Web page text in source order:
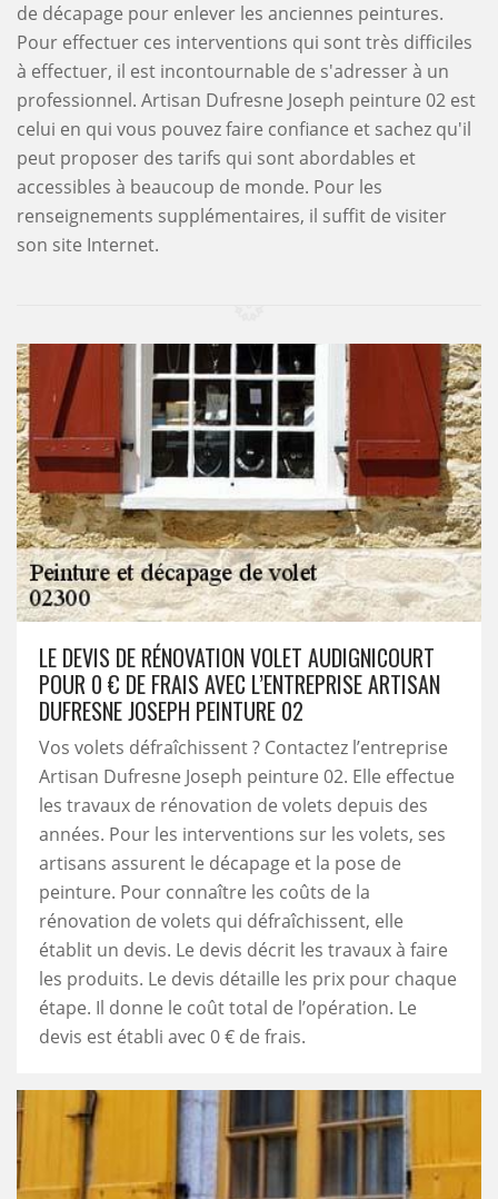
de décapage pour enlever les anciennes peintures.
Pour effectuer ces interventions qui sont très difficiles
à effectuer, il est incontournable de s'adresser à un
professionnel. Artisan Dufresne Joseph peinture 02 est
celui en qui vous pouvez faire confiance et sachez qu'il
peut proposer des tarifs qui sont abordables et
accessibles à beaucoup de monde. Pour les
renseignements supplémentaires, il suffit de visiter
son site Internet.
LE DEVIS DE RÉNOVATION VOLET AUDIGNICOURT
POUR 0 € DE FRAIS AVEC L’ENTREPRISE ARTISAN
DUFRESNE JOSEPH PEINTURE 02
Vos volets défraîchissent ? Contactez l’entreprise
Artisan Dufresne Joseph peinture 02. Elle effectue
les travaux de rénovation de volets depuis des
années. Pour les interventions sur les volets, ses
artisans assurent le décapage et la pose de
peinture. Pour connaître les coûts de la
rénovation de volets qui défraîchissent, elle
établit un devis. Le devis décrit les travaux à faire
les produits. Le devis détaille les prix pour chaque
étape. Il donne le coût total de l’opération. Le
devis est établi avec 0 € de frais.